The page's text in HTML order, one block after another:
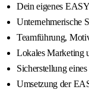
Dein eigenes
Unternehmerische
Teamführung,
Lokales Marketing
Sicherstellung
Umsetzung der